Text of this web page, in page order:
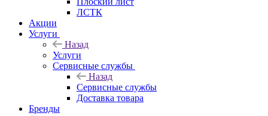
ЛСТК
Акции
Услуги
Назад
Услуги
Сервисные службы
Назад
Сервисные службы
Доставка товара
Бренды